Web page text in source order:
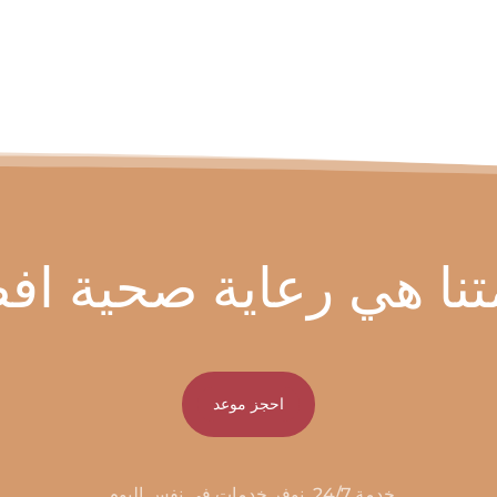
هي رعاية صحية
احجز موعد